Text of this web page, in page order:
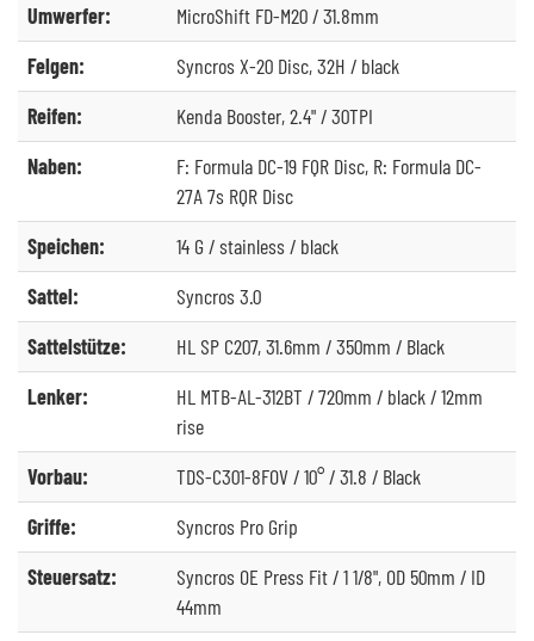
Umwerfer:
MicroShift FD-M20 / 31.8mm
Felgen:
Syncros X-20 Disc, 32H / black
Reifen:
Kenda Booster, 2.4" / 30TPI
Naben:
F: Formula DC-19 FQR Disc, R: Formula DC-
27A 7s RQR Disc
Speichen:
14 G / stainless / black
Sattel:
Syncros 3.0
Sattelstütze:
HL SP C207, 31.6mm / 350mm / Black
Lenker:
HL MTB-AL-312BT / 720mm / black / 12mm
rise
Vorbau:
TDS-C301-8FOV / 10° / 31.8 / Black
Griffe:
Syncros Pro Grip
Steuersatz:
Syncros OE Press Fit / 1 1/8", OD 50mm / ID
44mm